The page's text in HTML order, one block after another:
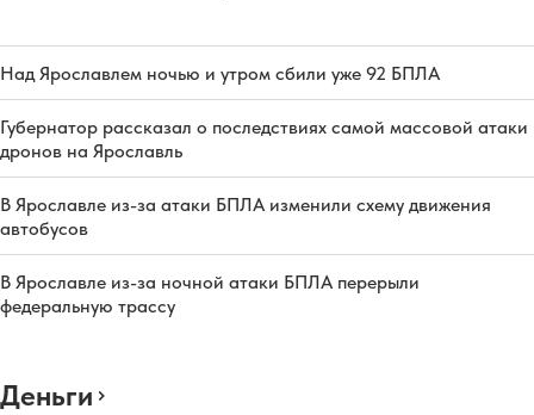
Над Ярославлем ночью и утром сбили уже 92 БПЛА
Губернатор рассказал о последствиях самой массовой атаки
дронов на Ярославль
В Ярославле из-за атаки БПЛА изменили схему движения
автобусов
В Ярославле из-за ночной атаки БПЛА перерыли
федеральную трассу
Деньги